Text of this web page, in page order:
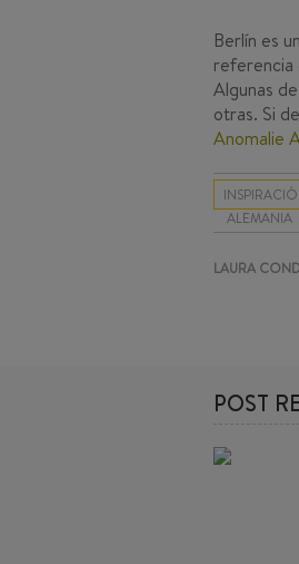
Berlín es
referencia
Algunas
otras. Si
Anomalie
ALEMANIA
LAURA
POST